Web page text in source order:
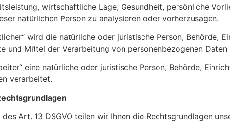
wirtschaftliche Lage, Gesundheit, persönliche
natürlichen Person zu analysieren oder vorherzusagen.
wird die natürliche oder juristische Person, Behörde,
und Mittel der Verarbeitung von personenbezogenen
eine natürliche oder juristische Person, Behörde,
verarbeitet.
des Art. 13 DSGVO teilen wir Ihnen die Rechtsgrundlagen